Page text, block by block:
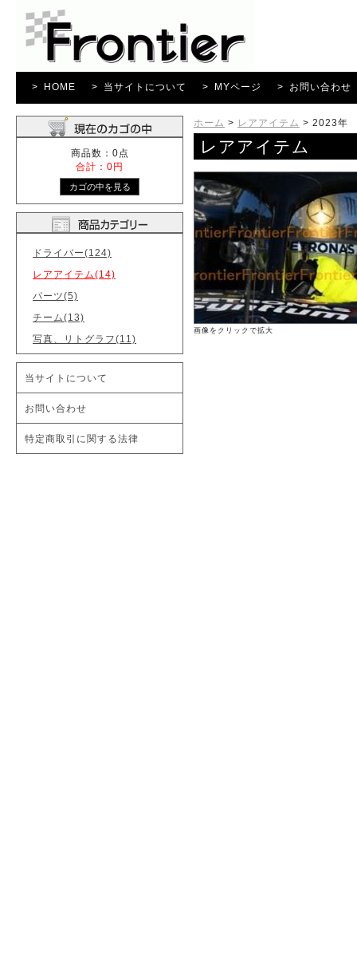
> HOME > 当サイトについて > MYページ > お問い合わせ
商品数：0点
合計：0円
ドライバー(124)
レアアイテム(14)
パーツ(5)
チーム(13)
写真、リトグラフ(11)
当サイトについて
お問い合わせ
特定商取引に関する法律
ホーム > レアアイテム > 2023年
レアアイテム
画像をクリックで拡大